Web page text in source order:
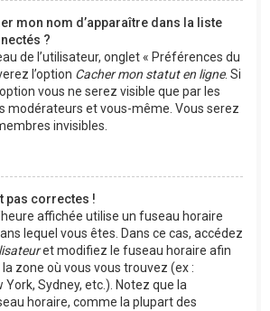
mon nom d’apparaître dans la liste
?
de l’utilisateur, onglet « Préférences du
l’option Cacher mon statut en ligne. Si
vous ne serez visible que par les
modérateurs et vous-même. Vous serez
invisibles.
pas correctes !
affichée utilise un fuseau horaire
lequel vous êtes. Dans ce cas, accédez
et modifiez le fuseau horaire afin
la zone où vous vous trouvez (ex :
York, Sydney, etc.). Notez que la
horaire, comme la plupart des